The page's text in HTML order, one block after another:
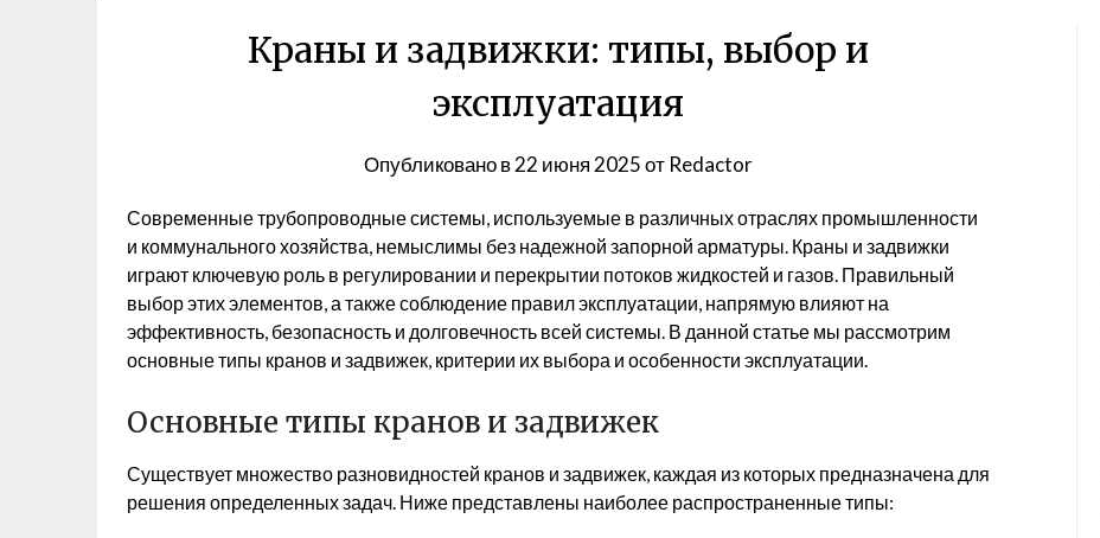
Краны и задвижки: типы, выбор и
эксплуатация
Опубликовано в22 июня 2025от Redactor
Современные трубопроводные системы, используемые в различных отраслях промышленности
и коммунального хозяйства, немыслимы без надежной запорной арматуры. Краны и задвижки
играют ключевую роль в регулировании и перекрытии потоков жидкостей и газов. Правильный
выбор этих элементов, а также соблюдение правил эксплуатации, напрямую влияют на
эффективность, безопасность и долговечность всей системы. В данной статье мы рассмотрим
основные типы кранов и задвижек, критерии их выбора и особенности эксплуатации.
Основные типы кранов и задвижек
Существует множество разновидностей кранов и задвижек, каждая из которых предназначена для
решения определенных задач. Ниже представлены наиболее распространенные типы: